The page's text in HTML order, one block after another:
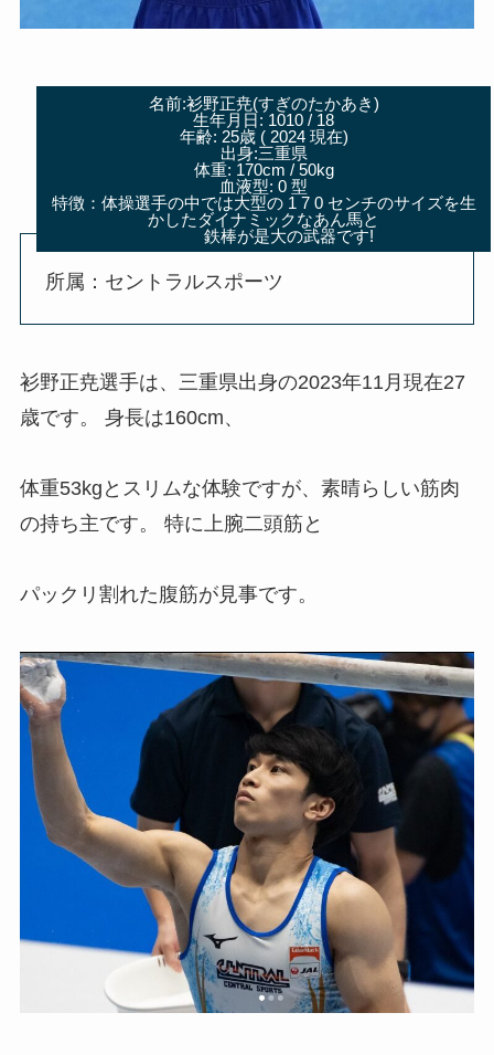
名前:衫野正尭(すぎのたかあき)
生年月日: 1010 / 18
年齢: 25歳 ( 2024 現在)
出身:三重県
体重: 170cm / 50kg
血液型: 0 型
特徴：体操選手の中では大型の 1 7 0 センチのサイズを生
かしたダイナミックなあん馬と
鉄棒が是大の武器です!
所属：セントラルスポーツ
衫野正尭選手は、三重県出身の2023年11月現在27
歳です。 身長は160cm、
体重53kgとスリムな体験ですが、素晴らしい筋肉
の持ち主です。 特に上腕二頭筋と
パックリ割れた腹筋が見事です。